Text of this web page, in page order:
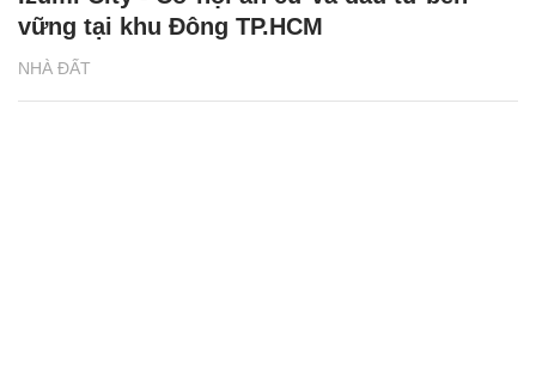
NHÀ ĐẤT
vững tại khu Đông TP.HCM